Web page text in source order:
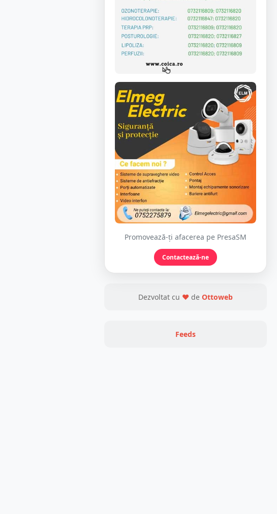
Promovează-ți afacerea pe PresaSM
Contactează-ne
Dezvoltat cu ❤ de Ottoweb
Feeds